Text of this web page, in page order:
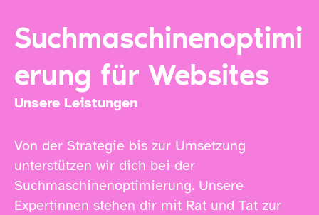
Suchmaschinenoptimi
erung für Websites
Unsere Leistungen
Von der Strategie bis zur Umsetzung
unterstützen wir dich bei der
Suchmaschinenoptimierung. Unsere
Expertinnen stehen dir mit Rat und Tat zur